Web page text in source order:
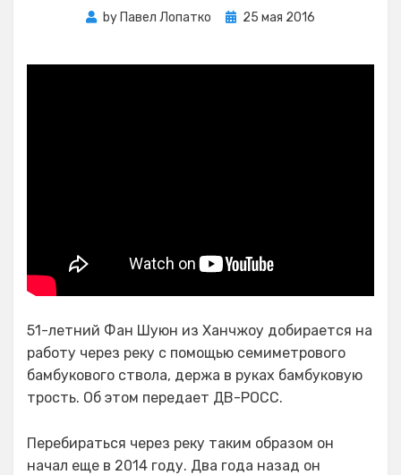
by Павел Лопатко
Posted
25 мая 2016
51-летний Фан Шуюн из Ханчжоу добирается на
работу через реку с помощью семиметрового
бамбукового ствола, держа в руках бамбуковую
трость. Об этом передает ДВ-РОСС.
Перебираться через реку таким образом он
начал еще в 2014 году. Два года назад он